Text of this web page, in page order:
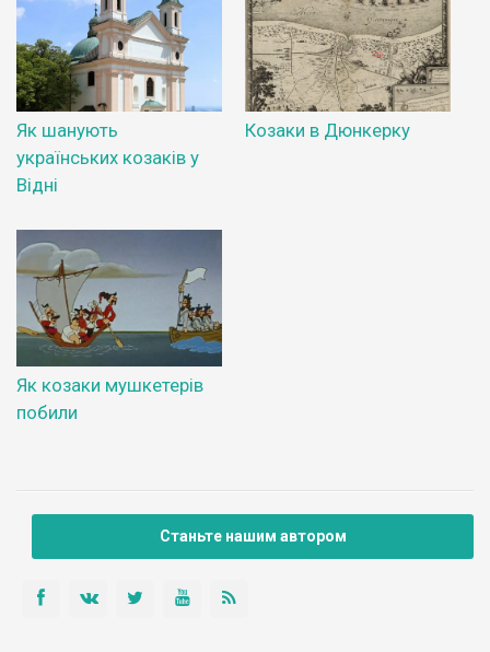
Як шанують
українських козаків у
Відні
Козаки в Дюнкерку
Як козаки мушкетерів
побили
Станьте нашим автором